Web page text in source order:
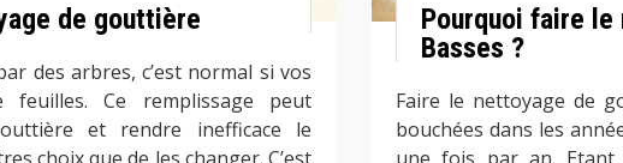
de gouttière
des arbres, c’est normal si vos
Ce remplissage peut
et rendre inefficace le
Pourquoi faire
Basses ?
Faire le nettoyage de
bouchées dans les